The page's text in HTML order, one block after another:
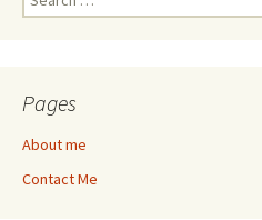
for:
Pages
About me
Contact Me